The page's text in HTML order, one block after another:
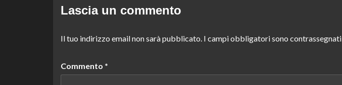
Lascia un commento
Il tuo indirizzo email non sarà pubblicato. I campi obbligatori sono contrassegnati
Commento *